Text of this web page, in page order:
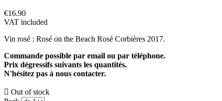
€16.90
VAT included
Vin rosé : Rosé on the Beach Rosé Corbières 2017.
Commande possible par email ou par téléphone.
Prix dégressifs suivants les quantités.
N'hésitez pas à nous contacter.
 Out of stock